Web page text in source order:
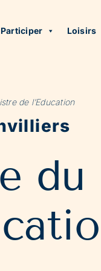
Participer Loisirs
de l’Education